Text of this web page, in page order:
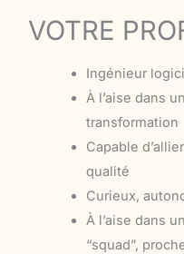
VOTRE
Ingénieur
À l’aise dans
transformation
Capable
qualité
Curieux,
À l’aise dans
“squad”,